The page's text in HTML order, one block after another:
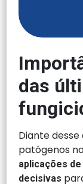
das
Diante
patógenos
aplicações
decisivas